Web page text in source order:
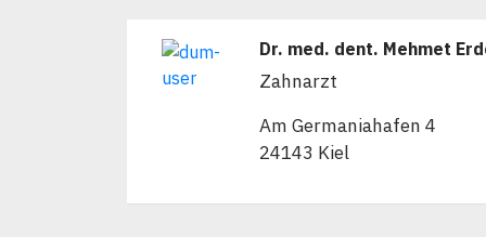
Dr. med. dent. Mehmet
Zahnarzt
Am Germaniahafen 4
24143 Kiel